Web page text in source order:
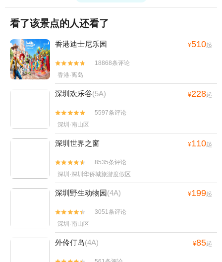
看了该景点的人还看了
香港迪士尼乐园 ¥510起


18868条评论
香港·离岛
深圳欢乐谷(5A) ¥228起


5597条评论
深圳·南山区
深圳世界之窗 ¥110起


8535条评论
深圳·深圳华侨城旅游度假区
深圳野生动物园(4A) ¥199起


3051条评论
深圳·南山区
外伶仃岛(4A) ¥85起